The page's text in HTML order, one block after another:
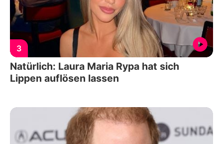
3
Natürlich: Laura Maria Rypa hat sich
Lippen auflösen lassen